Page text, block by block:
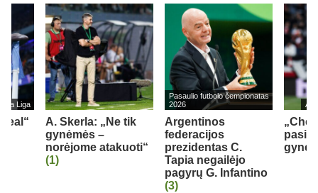
La Liga
A. Skerla: „Ne tik
gynėmės –
norėjome atakuoti“
(1)
Pasaulio futbolo čempionatas
2026
Argentinos
federacijos
prezidentas C.
Tapia negailėjo
pagyrų G. Infantino
(3)